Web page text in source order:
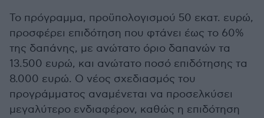
Το πρόγραμμα, προϋπολογισμού 50 εκατ. ευρώ,
προσφέρει επιδότηση που φτάνει έως το 60%
της δαπάνης, με ανώτατο όριο δαπανών τα
13.500 ευρώ, και ανώτατο ποσό επιδότησης τα
8.000 ευρώ. Ο νέος σχεδιασμός του
προγράμματος αναμένεται να προσελκύσει
μεγαλύτερο ενδιαφέρον, καθώς η επιδότηση